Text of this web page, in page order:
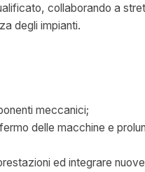
collaborando a
degli impianti.
meccanici;
delle macchine e
ed integrare